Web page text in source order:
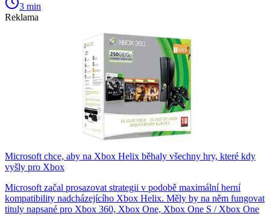
3 min
Reklama
Microsoft chce, aby na Xbox Helix běhaly všechny hry, které kdy
vyšly pro Xbox
Microsoft začal prosazovat strategii v podobě maximální herní
kompatibility nadcházejícího Xbox Helix. Měly by na něm fungovat
tituly napsané pro Xbox 360, Xbox One, Xbox One S / Xbox One